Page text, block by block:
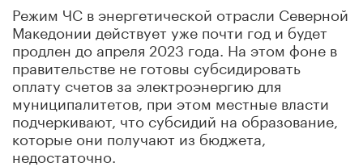
Режим ЧС в энергетической отрасли Северной
Македонии действует уже почти год и будет
продлен до апреля 2023 года. На этом фоне в
правительстве не готовы субсидировать
оплату счетов за электроэнергию для
муниципалитетов, при этом местные власти
подчеркивают, что субсидий на образование,
которые они получают из бюджета,
недостаточно.